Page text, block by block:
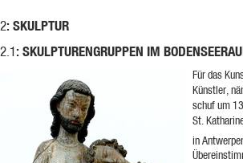
2: SKULPTUR
2.1: SKULPTURENGRUPPEN IM
Für das
Künstler,
schuf um
St.
in